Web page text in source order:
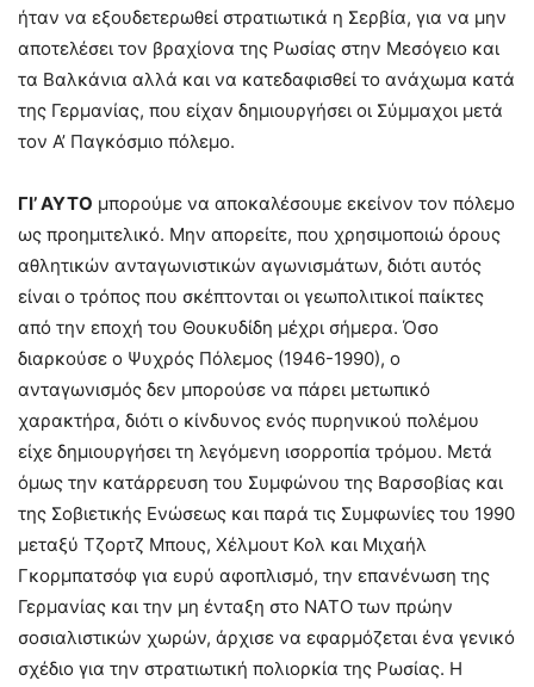
ήταν να εξουδετερωθεί στρατιωτικά η Σερβία, για να μην
αποτελέσει τον βραχίονα της Ρωσίας στην Μεσόγειο και
τα Βαλκάνια αλλά και να κατεδαφισθεί το ανάχωμα κατά
της Γερμανίας, που είχαν δημιουργήσει οι Σύμμαχοι μετά
τον Α’ Παγκόσμιο πόλεμο.
ΓΙ’ ΑΥΤΟ μπορούμε να αποκαλέσουμε εκείνον τον πόλεμο
ως προημιτελικό. Μην απορείτε, που χρησιμοποιώ όρους
αθλητικών ανταγωνιστικών αγωνισμάτων, διότι αυτός
είναι ο τρόπος που σκέπτονται οι γεωπολιτικοί παίκτες
από την εποχή του Θουκυδίδη μέχρι σήμερα. Όσο
διαρκούσε ο Ψυχρός Πόλεμος (1946-1990), ο
ανταγωνισμός δεν μπορούσε να πάρει μετωπικό
χαρακτήρα, διότι ο κίνδυνος ενός πυρηνικού πολέμου
είχε δημιουργήσει τη λεγόμενη ισορροπία τρόμου. Μετά
όμως την κατάρρευση του Συμφώνου της Βαρσοβίας και
της Σοβιετικής Ενώσεως και παρά τις Συμφωνίες του 1990
μεταξύ Τζορτζ Μπους, Χέλμουτ Κολ και Μιχαήλ
Γκορμπατσόφ για ευρύ αφοπλισμό, την επανένωση της
Γερμανίας και την μη ένταξη στο ΝΑΤΟ των πρώην
σοσιαλιστικών χωρών, άρχισε να εφαρμόζεται ένα γενικό
σχέδιο για την στρατιωτική πολιορκία της Ρωσίας. Η